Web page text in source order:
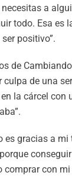
a
todo. Esa es
positivo”.
de
de una
la cárcel con
es gracias a mi
comprar con